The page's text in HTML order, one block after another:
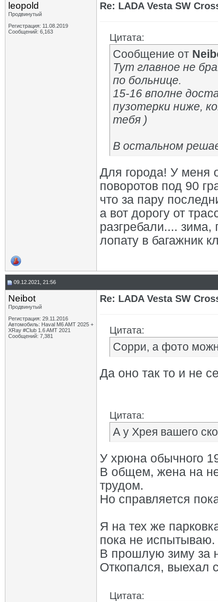
leopold
Продвинутый
Регистрация: 11.08.2019
Сообщений: 6,163
Re: LADA Vesta SW
Цитата:
Сообщение от
Тут главное не
по больнице.
15-16 вполне
пузотерки ниже,
тебя )
В остальном
Для города! У меня
поворотов под 90
что за пару
а вот дорогу от
разгребали....
лопату в багажник
09.12.2021, 21:56
Neibot
Продвинутый
Регистрация: 29.11.2016
Автомобиль: Haval M6 AMT 2025 +
XRay #Club 1.6 AMT 2021
Сообщений: 7,381
Re: LADA Vesta SW
Цитата:
Сорри, а фото
Да оно так то и не
Цитата:
А у Хрея вашего
У хрюна обычного
В общем, жена на
трудом.
Но справляется
Я на тех же
пока не испытываю.
В прошлую зиму за
Откопался, выехал
Цитата: